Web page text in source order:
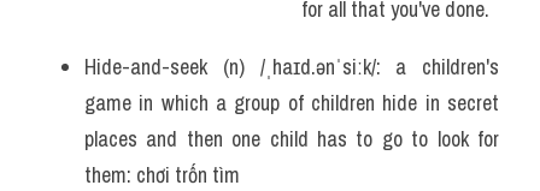
for all that you've done.
Hide-and-seek (n) /ˌhaɪd.ənˈsiːk/: a children's
game in which a group of children hide in secret
places and then one child has to go to look for
them: chơi trốn tìm